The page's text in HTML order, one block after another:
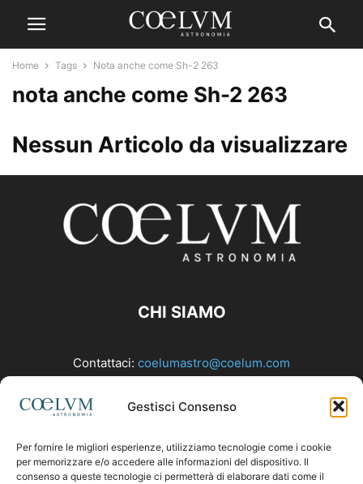
Gestisci Consenso
Per fornire le migliori esperienze, utilizziamo tecnologie come i cookie
per memorizzare e/o accedere alle informazioni del dispositivo. Il
consenso a queste tecnologie ci permetterà di elaborare dati come il
Home Tags Nota anche come Sh-2 263
nota anche come Sh-2 263
Nessun Articolo da visualizzare
CHI SIAMO
Contattaci: coelumastro@coelum.com
SEGUICI